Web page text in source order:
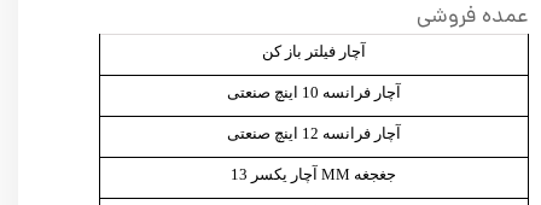
عمده فروشی
آچار فیلتر باز کن
آچار فرانسه 10 اینچ صنعتی
آچار فرانسه 12 اینچ صنعتی
جغجغه MM آچار یکسر 13